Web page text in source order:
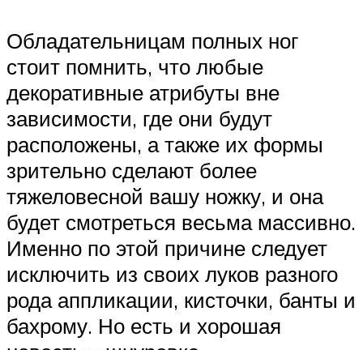
Обладательницам полных ног
стоит помнить, что любые
декоративные атрибуты вне
зависимости, где они будут
расположены, а также их формы
зрительно сделают более
тяжеловесной вашу ножку, и она
будет смотреться весьма массивно.
Именно по этой причине следует
исключить из своих луков разного
рода аппликации, кисточки, банты и
бахрому. Но есть и хорошая